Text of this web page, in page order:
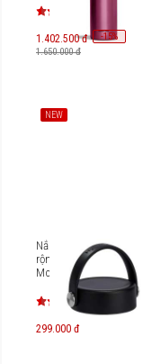
1.402.500 đ -15%
1.650.000 đ
NEW
Nắp bình giữ nhiệt miệng
rộng Hydro Flask Wide
Mouth Flex Cap WFX
299.000 đ